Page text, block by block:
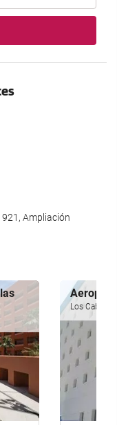
Ampliación
Los Cabos,